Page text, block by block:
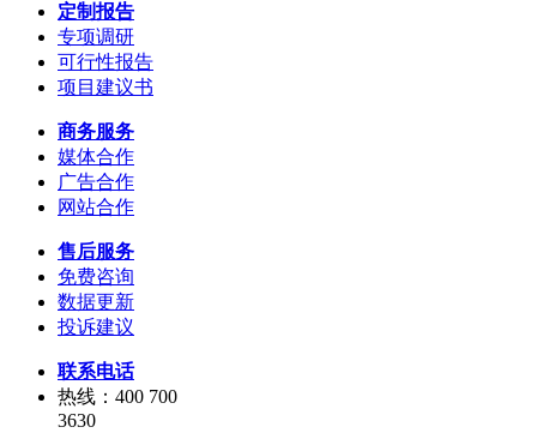
定制报告
专项调研
可行性报告
项目建议书
商务服务
媒体合作
广告合作
网站合作
售后服务
免费咨询
数据更新
投诉建议
联系电话
热线：400 700
3630